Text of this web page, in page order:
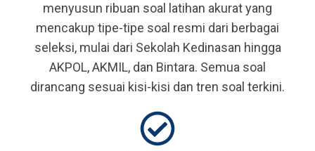
menyusun ribuan soal latihan akurat yang
mencakup tipe-tipe soal resmi dari berbagai
seleksi, mulai dari Sekolah Kedinasan hingga
AKPOL, AKMIL, dan Bintara. Semua soal
dirancang sesuai kisi-kisi dan tren soal terkini.